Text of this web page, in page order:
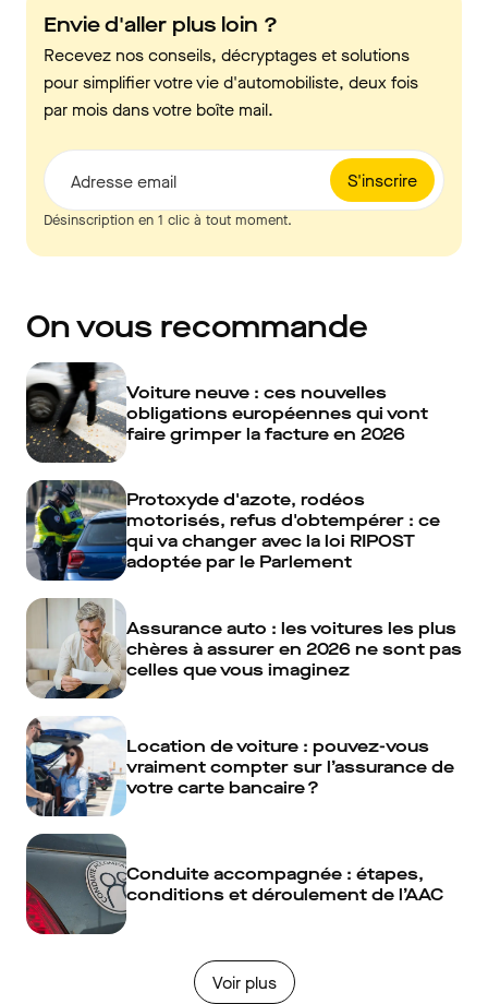
Envie d'aller plus loin ?
Recevez nos conseils, décryptages et solutions
pour simplifier votre vie d'automobiliste, deux fois
par mois dans votre boîte mail.
S'inscrire
Adresse email
Désinscription en 1 clic à tout moment.
On vous recommande
Voiture neuve : ces nouvelles
obligations européennes qui vont
faire grimper la facture en 2026
Protoxyde d'azote, rodéos
motorisés, refus d'obtempérer : ce
qui va changer avec la loi RIPOST
adoptée par le Parlement
Assurance auto : les voitures les plus
chères à assurer en 2026 ne sont pas
celles que vous imaginez
Location de voiture : pouvez-vous
vraiment compter sur l’assurance de
votre carte bancaire ?
Conduite accompagnée : étapes,
conditions et déroulement de l’AAC
Voir plus